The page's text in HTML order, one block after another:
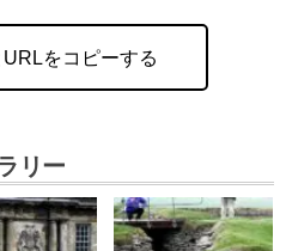
をコピーする
リー